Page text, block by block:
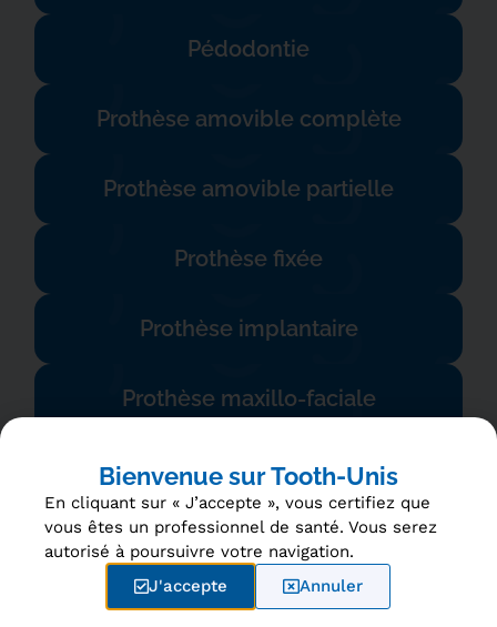
Pédodontie
Prothèse amovible complète
Prothèse amovible partielle
Prothèse fixée
Prothèse implantaire
Prothèse maxillo-faciale
Urgences
Vous souhaitez qu’un
contenu précis soit ajouté ?
Bienvenue sur Tooth-Unis
En cliquant sur « J’accepte », vous certifiez que
vous êtes un professionnel de santé. Vous serez
autorisé à poursuivre votre navigation.
J'accepte
Annuler